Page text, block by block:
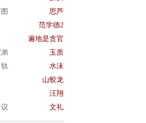
思芦
范学德2
遍地是贪官
玉质
水沫
山蛟龙
汪翔
文礼